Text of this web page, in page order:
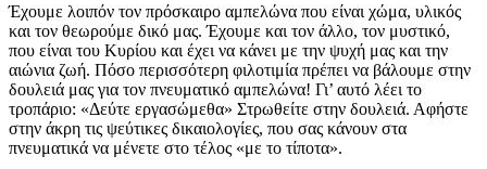
Έχουμε λοιπόν τον πρόσκαιρο αμπελώνα που είναι χώμα, υλικός
και τον θεωρούμε δικό μας. Έχουμε και τον άλλο, τον μυστικό,
που είναι του Κυρίου και έχει να κάνει με την ψυχή μας και την
αιώνια ζωή. Πόσο περισσότερη φιλοτιμία πρέπει να βάλουμε στην
δουλειά μας για τον πνευματικό αμπελώνα! Γι’ αυτό λέει το
τροπάριο: «Δεύτε εργασώμεθα» Στρωθείτε στην δουλειά. Αφήστε
στην άκρη τις ψεύτικες δικαιολογίες, που σας κάνουν στα
πνευματικά να μένετε στο τέλος «με το τίποτα».